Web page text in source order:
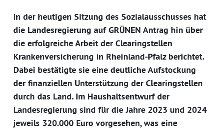
In der heutigen Sitzung des Sozialausschusses hat
die Landesregierung auf GRÜNEN Antrag hin über
die erfolgreiche Arbeit der Clearingstellen
Krankenversicherung in Rheinland-Pfalz berichtet.
Dabei bestätigte sie eine deutliche Aufstockung
der finanziellen Unterstützung der Clearingstellen
durch das Land. Im Haushaltsentwurf der
Landesregierung sind für die Jahre 2023 und 2024
jeweils 320.000 Euro vorgesehen, was eine